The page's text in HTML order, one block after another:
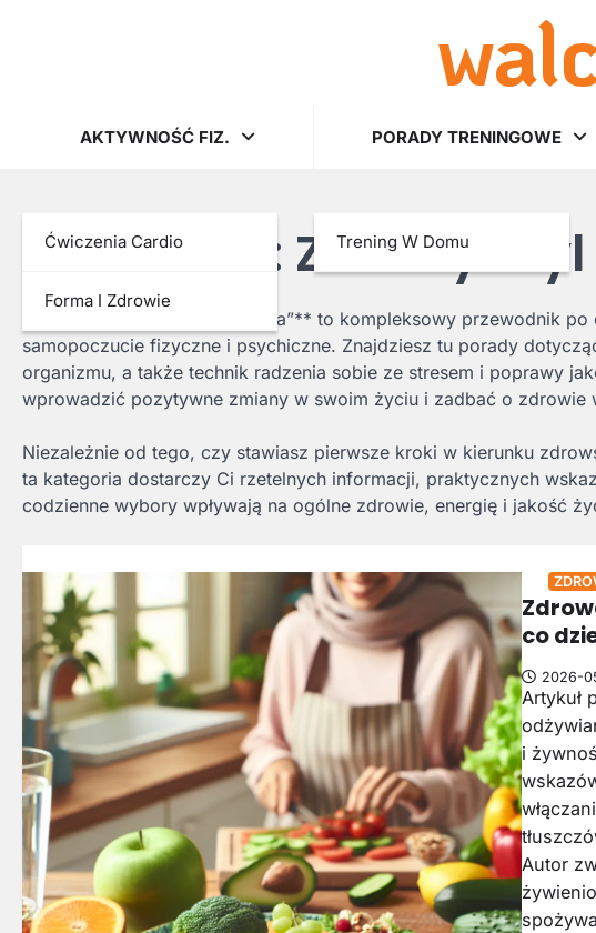
AKTYWNOŚĆ FIZ.
Ćwiczenia Cardio
Forma I Zdrowie
PORADY TRENINGOWE
Trening W Domu
Kategoria: Zdrowy
Kategoria **„Zdrowy Styl Życia”** to kompleksowy przewodnik
samopoczucie fizyczne i psychiczne. Znajdziesz tu porady
organizmu, a także technik radzenia sobie ze stresem i poprawy
wprowadzić pozytywne zmiany w swoim życiu i zadbać o zdrowie
Niezależnie od tego, czy stawiasz pierwsze kroki w kierunku
ta kategoria dostarczy Ci rzetelnych informacji, praktycznych
codzienne wybory wpływają na ogólne zdrowie, energię i jakość
co
2026-
Artykuł
i
Autor